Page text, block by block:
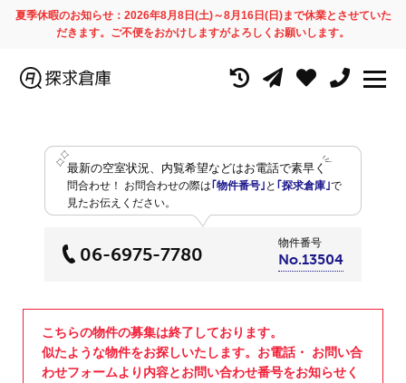
夏季休暇のお知らせ：2026年8月8日(土)～8月16日(日)まで休業とさせていた
だきます。ご不便をおかけしますがよろしくお願いします。
最新の空室状況、内覧希望などはお電話で素早く
問合わせ！ お問合わせの際は ｢物件番号｣ と ｢探求倉庫｣で
見たお伝えください。
06-6975-7780
物件番号
No.13504
こちらの物件の募集は終了しております。
似たような物件をお探しいたします。お電話・ お問い合
わせフォームより内容とお問い合わせ番号をお知らせく